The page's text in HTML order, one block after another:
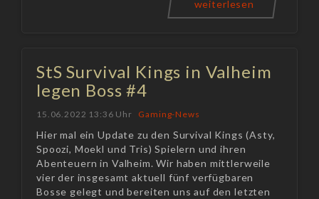
weiterlesen
StS Survival Kings in Valheim
legen Boss #4
15.06.2022 13:36 Uhr Gaming-News
Hier mal ein Update zu den Survival Kings (Asty,
Spoozi, Moekl und Tris) Spielern und ihren
Abenteuern in Valheim. Wir haben mittlerweile
vier der insgesamt aktuell fünf verfügbaren
Bosse gelegt und bereiten uns auf den letzten